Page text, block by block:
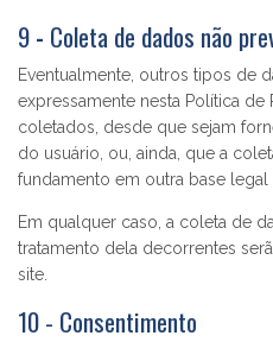
9- Coleta de dados não
Eventualmente, outros tipos de
expressamente nesta Política
coletados, desde que sejam
do usuário, ou, ainda, que a
fundamento em outra base legal
Em qualquer caso, a coleta de
tratamento dela decorrentes
site.
10 - Consentimento